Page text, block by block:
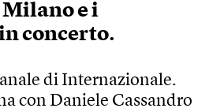
e i
concerto.
di Internazionale.
con Daniele Cassandro